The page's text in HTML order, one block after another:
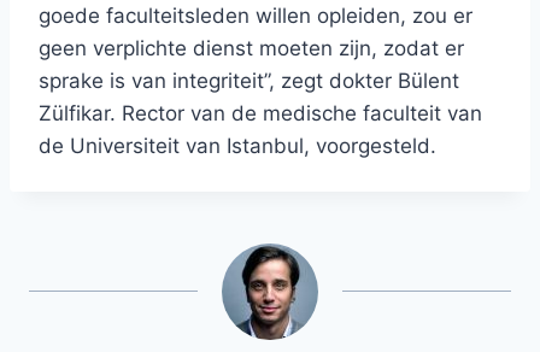
goede faculteitsleden willen opleiden, zou er
geen verplichte dienst moeten zijn, zodat er
sprake is van integriteit”, zegt dokter Bülent
Zülfikar. Rector van de medische faculteit van
de Universiteit van Istanbul, voorgesteld.